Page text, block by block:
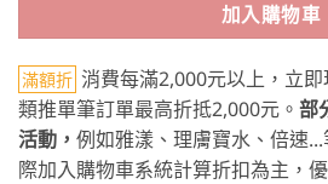
加入購物車
滿額折 消費每滿2,000元以上，立
類推單筆訂單最高折抵2,000元。 部
活動， 例如雅漾、理膚寶水、倍速
際加入購物車系統計算折扣為主，